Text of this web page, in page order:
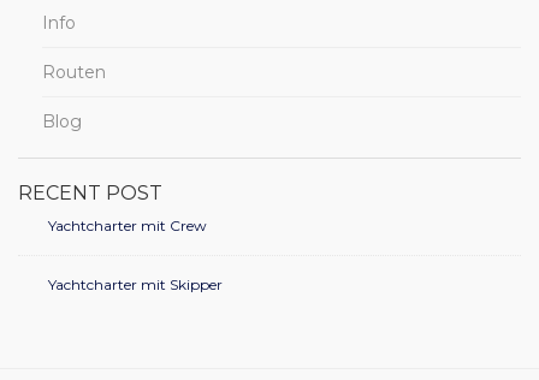
Info
Routen
Blog
RECENT POST
Yachtcharter mit Crew
Yachtcharter mit Skipper